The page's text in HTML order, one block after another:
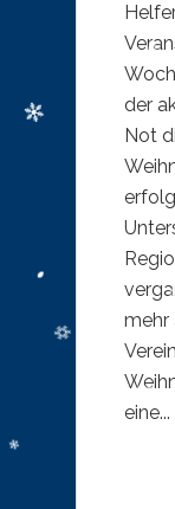
der
Not
mehr
eine...